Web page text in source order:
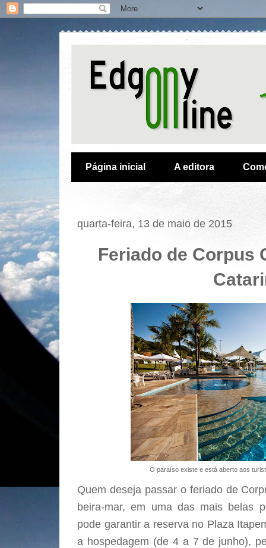
Página inicial A editora
quarta-feira, 13 de maio de 2015
Feriado de Corpus
O paraíso existe e está aberto aos
Quem deseja passar o feriado de
beira-mar, em uma das mais belas
pode garantir a reserva no Plaza
a hospedagem (de 4 a 7 de junho),